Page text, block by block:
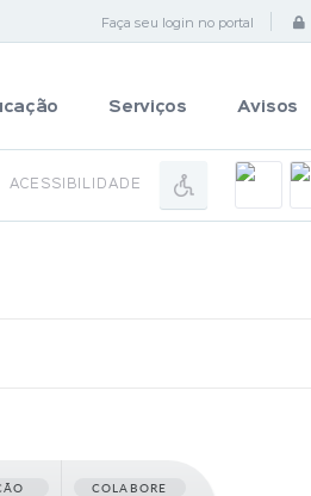
Faça seu login no portal
Serviços Avisos
ACESSIBILIDADE
COLABORE